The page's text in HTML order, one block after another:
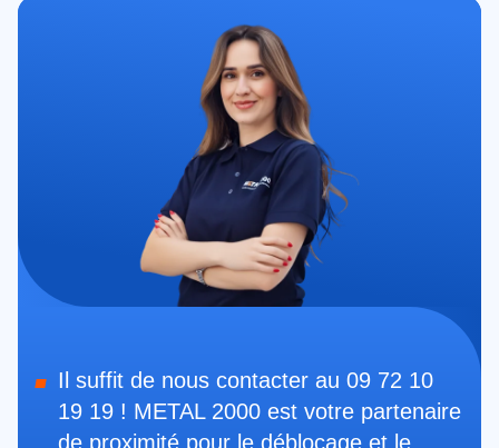
Il suffit de nous contacter au 09 72 10
19 19 ! METAL 2000 est votre partenaire
de proximité pour le déblocage et le